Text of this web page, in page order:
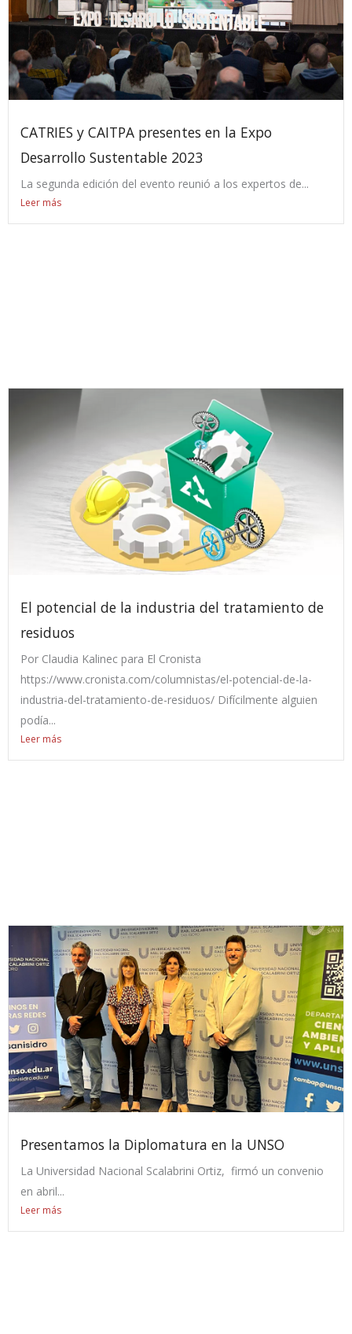
CATRIES y CAITPA presentes en la Expo
Desarrollo Sustentable 2023
La segunda edición del evento reunió a los expertos de...
Leer más
El potencial de la industria del tratamiento de
residuos
Por Claudia Kalinec para El Cronista
https://www.cronista.com/columnistas/el-potencial-de-la-
industria-del-tratamiento-de-residuos/ Difícilmente alguien
podía...
Leer más
Presentamos la Diplomatura en la UNSO
La Universidad Nacional Scalabrini Ortiz, firmó un convenio
en abril...
Leer más